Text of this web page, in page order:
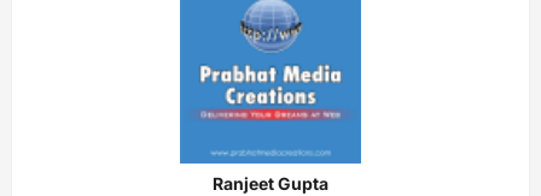
Ranjeet Gupta